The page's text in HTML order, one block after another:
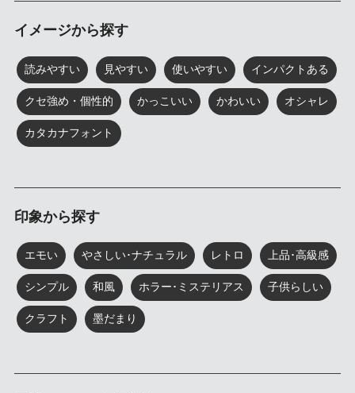
イメージから探す
読みやすい 見やすい 使いやすい インパクトある
クセ強め・個性的 かっこいい かわいい オシャレ
カタカナフォント
印象から探す
エモい やさしい･ナチュラル レトロ 上品･高級感
シンプル 和風 ホラー･ミステリアス 子供らしい
クラフト 墨だまり